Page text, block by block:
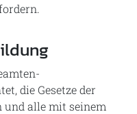
die Gesetze der
und alle mit seinem